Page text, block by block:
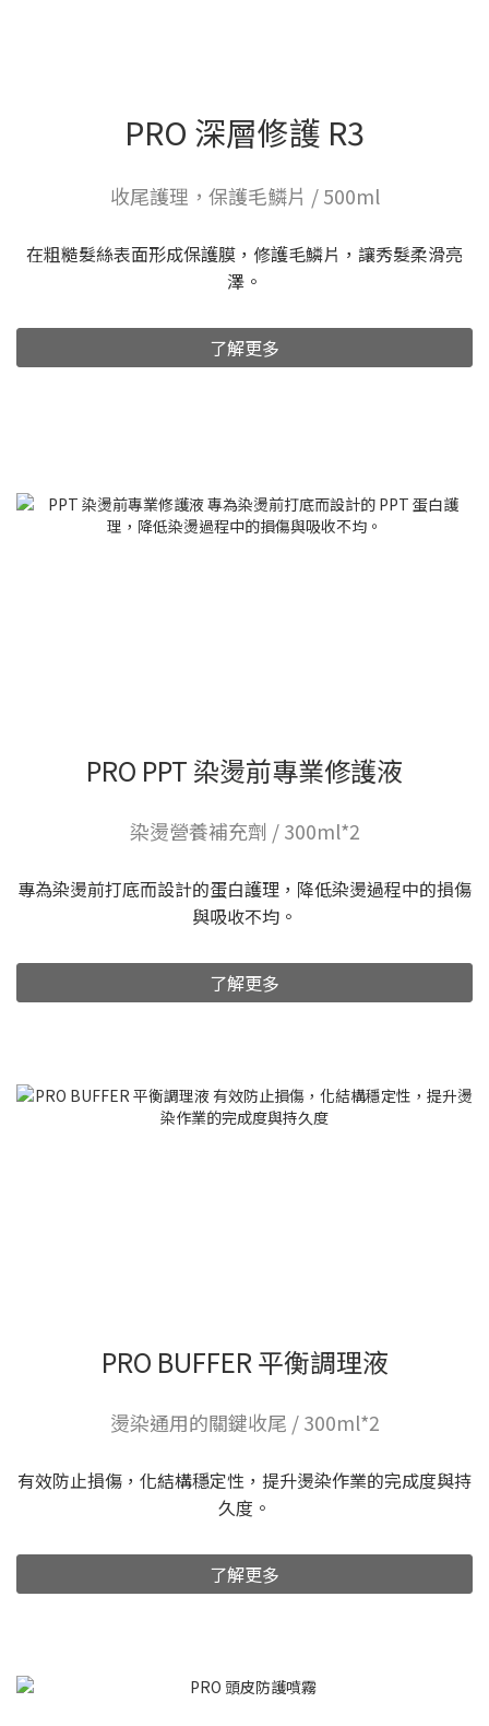
PRO 深層修護 R3
收尾護理，保護毛鱗片 / 500ml
在粗糙髮絲表面形成保護膜，修護毛鱗片，讓秀髮柔滑亮
澤。
了解更多
PRO PPT 染燙前專業修護液
染燙營養補充劑 / 300ml*2
專為染燙前打底而設計的蛋白護理，降低染燙過程中的損傷
與吸收不均。
了解更多
PRO BUFFER 平衡調理液
燙染通用的關鍵收尾 / 300ml*2
有效防止損傷，化結構穩定性，提升燙染作業的完成度與持
久度。
了解更多